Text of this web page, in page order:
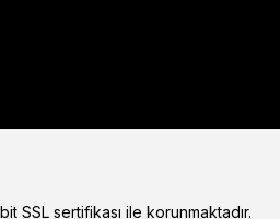
SSL sertifikası ile korunmaktadır.